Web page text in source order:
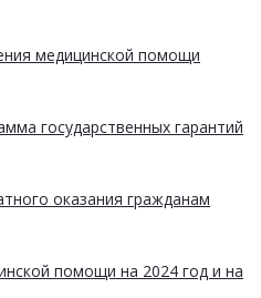
медицинской помощи
государственных гарантий
оказания гражданам
помощи на 2024 год и на